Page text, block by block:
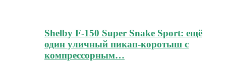
Shelby F-150 Super Snake Sport: ещё
один уличный пикап-коротыш с
компрессорным…